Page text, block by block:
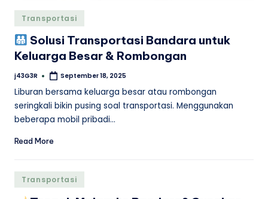
Posted
in
Transportasi
Solusi Transportasi Bandara untuk
Keluarga Besar & Rombongan
Posted
j43G3R September 18, 2025
Liburan bersama keluarga besar atau rombongan
seringkali bikin pusing soal transportasi. Menggunakan
beberapa mobil pribadi…
Read More
Posted
in
Transportasi